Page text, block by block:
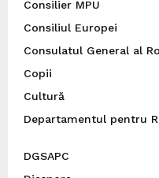
Consilier MPU
Consiliul Europei
Consulatul General al
Copii
Cultură
Departamentul pentru
DGSAPC